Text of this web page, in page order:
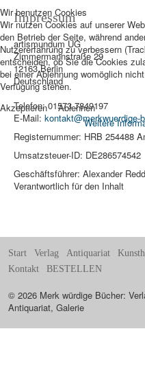
Impressum
artismundum UG
Zimmermannstraße 29
12163 Berlin
Deutschland
Telefon: 01573 7849197
E-Mail: kontakt@merkwuerdige-
Registernummer: HRB 254488
Umsatzsteuer-ID: DE286574542
Geschäftsführer: Alexander
Verantwortlich für den Inhalt
Start Verlag Antiquariat
Kontakt
BESTELLEN
© 2026 Merk würdige Bücher:
Antiquariat, Galerie
Wir benutzen Cookies
Wir nutzen Cookies auf unserer
den Betrieb der Seite, während
Nutzererfahrung zu verbessern
entscheiden, ob Sie die Cookies
bei einer Ablehnung womöglich
Verfügung stehen.
Akzeptieren
Ablehnen
Weitere